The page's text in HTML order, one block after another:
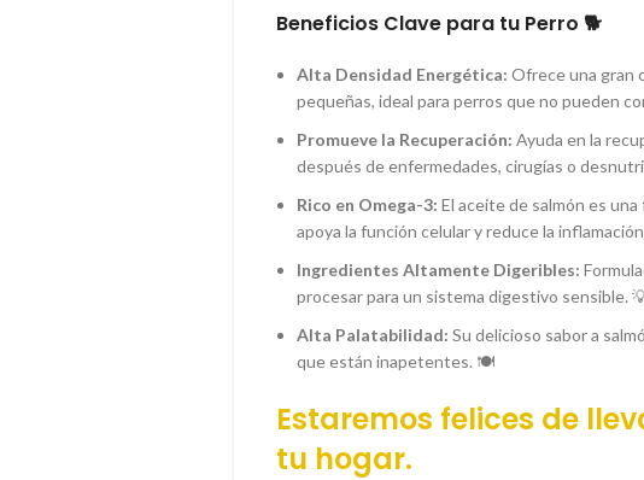
Beneficios Clave para tu Perro 🐕
Alta Densidad Energética: Ofrece una gran
pequeñas, ideal para perros que no pueden
Promueve la Recuperación: Ayuda en la
después de enfermedades, cirugías o
Rico en Omega-3: El aceite de salmón es
apoya la función celular y reduce la
Ingredientes Altamente Digeribles:
procesar para un sistema digestivo sensible.
Alta Palatabilidad: Su delicioso sabor a
que están inapetentes. 🍽️
Estaremos felices de
tu hogar.